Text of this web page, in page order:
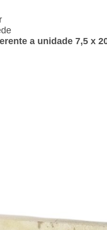
a unidade 7,5 x